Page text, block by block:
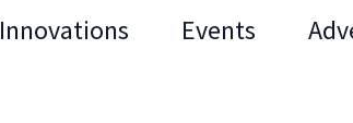
Innovations Events